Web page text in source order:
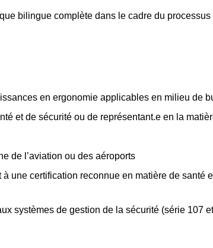
bilingue complète dans le cadre du
en ergonomie applicables en milieu de
et de sécurité ou de représentant.e en la
de l’aviation ou des aéroports
une certification reconnue en matière de santé
systèmes de gestion de la sécurité (série 107